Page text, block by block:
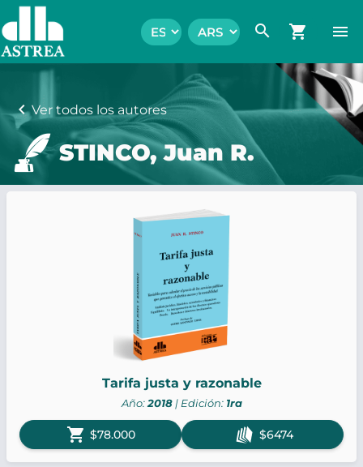
search shopping_cart menu
chevron_leftVer todos los autores
STINCO, Juan R.
Tarifa justa y razonable
Año:2018| Edición: 1ra
shopping_cart $78.000 $6474